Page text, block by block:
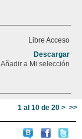
Libre Acceso
Descargar
Añadir a Mi selección
1 al 10 de 20 > >>